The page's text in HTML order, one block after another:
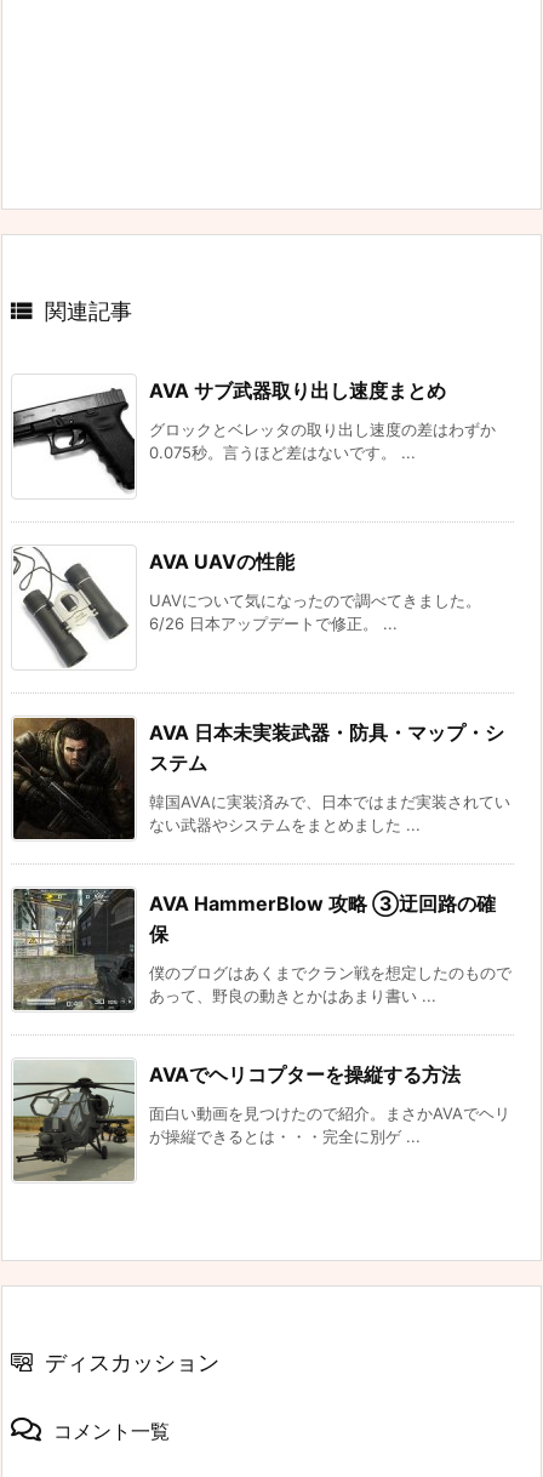
 関連記事
AVA サブ武器取り出し速度まとめ
グロックとベレッタの取り出し速度の差はわずか
0.075秒。言うほど差はないです。 ...
AVA UAVの性能
UAVについて気になったので調べてきました。
6/26 日本アップデートで修正。 ...
AVA 日本未実装武器・防具・マップ・シ
ステム
韓国AVAに実装済みで、日本ではまだ実装されてい
ない武器やシステムをまとめました ...
AVA HammerBlow 攻略 ③迂回路の確
保
僕のブログはあくまでクラン戦を想定したのもので
あって、野良の動きとかはあまり書い ...
AVAでヘリコプターを操縦する方法
面白い動画を見つけたので紹介。まさかAVAでヘリ
が操縦できるとは・・・完全に別ゲ ...
ディスカッション
コメント一覧